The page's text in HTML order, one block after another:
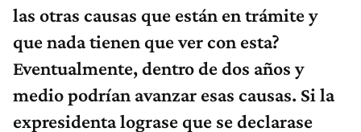
las otras causas que están en trámite y
que nada tienen que ver con esta?
Eventualmente, dentro de dos años y
medio podrían avanzar esas causas. Si la
expresidenta lograse que se declarase